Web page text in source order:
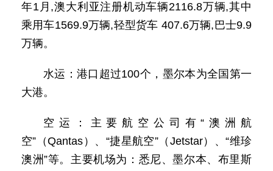
年1月,澳大利亚注册机动车辆2116.8万辆,其中
乘用车1569.9万辆,轻型货车 407.6万辆,巴士9.9
万辆。
水运：港口超过100个，墨尔本为全国第一
大港。
空运：主要航空公司有“澳洲航
空”（Qantas）、“捷星航空”（Jetstar）、“维珍
澳洲”等。主要机场为：悉尼、墨尔本、布里斯